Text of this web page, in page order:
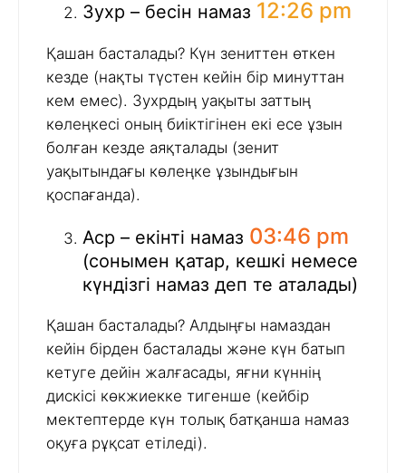
Зухр – бесін намаз 12:26 pm
Қашан басталады? Күн зениттен өткен
кезде (нақты түстен кейін бір минуттан
кем емес). Зухрдың уақыты заттың
көлеңкесі оның биіктігінен екі есе ұзын
болған кезде аяқталады (зенит
уақытындағы көлеңке ұзындығын
қоспағанда).
Аср – екінті намаз 03:46 pm
(сонымен қатар, кешкі немесе
күндізгі намаз деп те аталады)
Қашан басталады? Алдыңғы намаздан
кейін бірден басталады және күн батып
кетуге дейін жалғасады, яғни күннің
дискісі көкжиекке тигенше (кейбір
мектептерде күн толық батқанша намаз
оқуға рұқсат етіледі).